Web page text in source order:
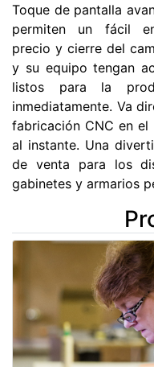
Toque de pantalla
permiten un fácil
precio y cierre del
y su equipo tengan
listos para la
inmediatamente. Va
fabricación CNC en
al instante. Una
de venta para los
gabinetes y armarios